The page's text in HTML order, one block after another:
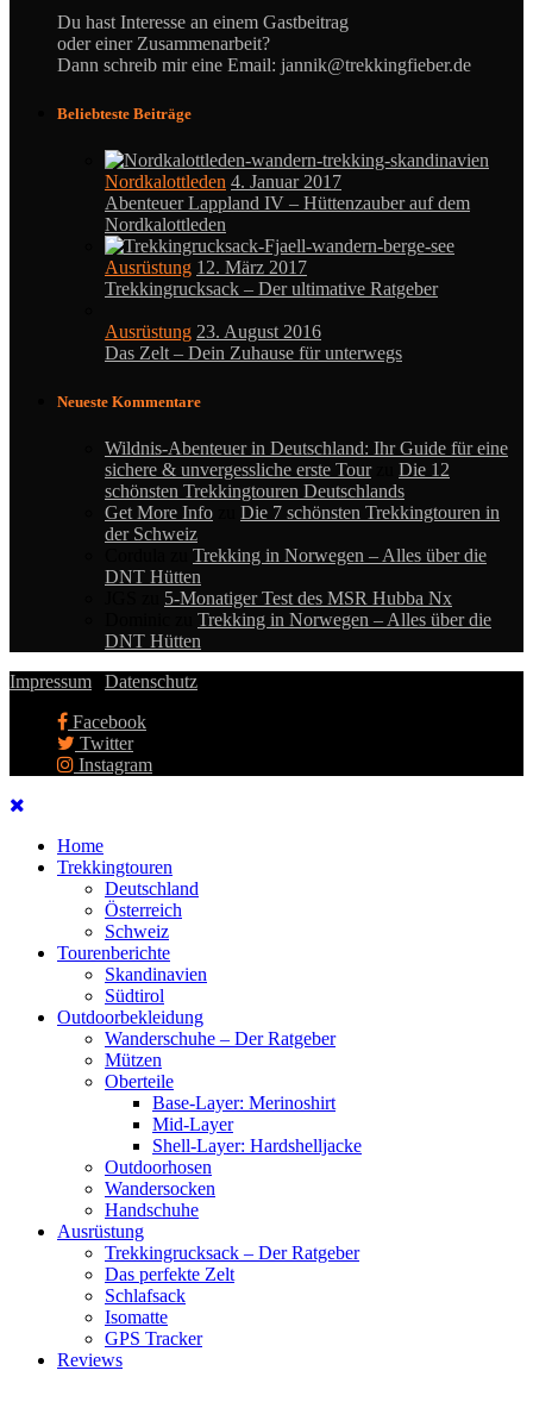
Du hast Interesse an einem Gastbeitrag
oder einer Zusammenarbeit?
Dann schreib mir eine Email: jannik@trekkingfieber.de
Beliebteste Beiträge
Nordkalottleden 4. Januar 2017
Abenteuer Lappland IV – Hüttenzauber auf dem
Nordkalottleden
Ausrüstung 12. März 2017
Trekkingrucksack – Der ultimative Ratgeber
Ausrüstung 23. August 2016
Das Zelt – Dein Zuhause für unterwegs
Neueste Kommentare
Wildnis-Abenteuer in Deutschland: Ihr Guide für eine
sichere & unvergessliche erste Tourzu Die 12
schönsten Trekkingtouren Deutschlands
Get More Info
Die 7 schönsten Trekkingtouren in
der Schweiz
Trekking in Norwegen – Alles über die
DNT Hütten
5-Monatiger Test des MSR Hubba Nx
Trekking in Norwegen – Alles über die
DNT Hütten
Impressum
Datenschutz
Facebook
Twitter
Instagram
Home
Trekkingtouren
Deutschland
Österreich
Schweiz
Tourenberichte
Skandinavien
Südtirol
Outdoorbekleidung
Wanderschuhe – Der Ratgeber
Mützen
Oberteile
Base-Layer: Merinoshirt
Mid-Layer
Shell-Layer: Hardshelljacke
Outdoorhosen
Wandersocken
Handschuhe
Ausrüstung
Trekkingrucksack – Der Ratgeber
Das perfekte Zelt
Schlafsack
Isomatte
GPS Tracker
Reviews